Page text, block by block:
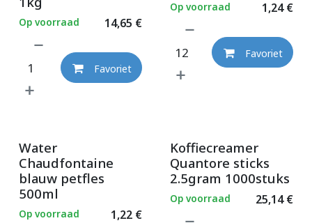
14,65 €
Op voorraad
Favoriet
1,24€
Op voorraad
Favoriet
Water
Chaudfontaine
blauw petfles
500ml
1,22€
Op voorraad
Koffiecreamer
Quantore sticks
2.5gram 1000stuks
25,14€
Op voorraad